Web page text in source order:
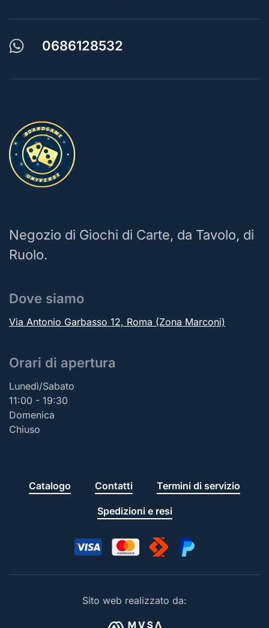
0686128532
Negozio di Giochi di Carte, da Tavolo, di
Ruolo.
Dove siamo
Via Antonio Garbasso 12, Roma (Zona Marconi)
Orari di apertura
Lunedì/Sabato
11:00 - 19:30
Domenica
Chiuso
Catalogo Contatti Termini di servizio
Spedizioni e resi
Sito web realizzato da: